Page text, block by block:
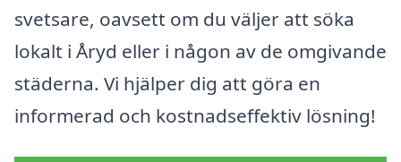
svetsare, oavsett om du väljer att söka
lokalt i Åryd eller i någon av de omgivande
städerna. Vi hjälper dig att göra en
informerad och kostnadseffektiv lösning!